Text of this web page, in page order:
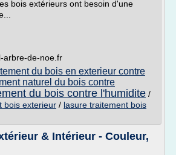
bois extérieurs ont besoin d'une
arbre-de-noe.fr
du bois en exterieur contre
naturel du bois contre
du bois contre l'humidite /
bois exterieur / lasure traitement bois
& Intérieur - Couleur,